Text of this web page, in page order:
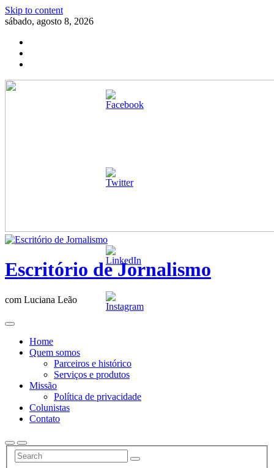
Skip to content
sábado, agosto 8, 2026
Escritório de Jornalismo
com Luciana Leão
Home
Quem somos
Parceiros e histórico
Serviços e produtos
Missão
Política de privacidade
Colunistas
Contato